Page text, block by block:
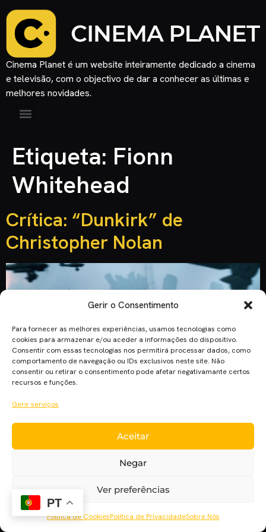
Gerir o Consentimento
Para fornecer as melhores experiências, usamos tecnologias como
cookies para armazenar e/ou aceder a informações do dispositivo.
Consentir com essas tecnologias nos permitirá processar dados, como
comportamento de navegação ou IDs exclusivos neste site. Não
consentir ou retirar o consentimento pode afetar negativamante certos
recursos e funções.
Gerir serviços
Aceitar
Negar
Ver preferências
Política de CookiesPolítica de PrivacidadeSobre Nós
Cinema Planet é um website inteiramente dedicado a cinema
e televisão, com o objectivo de dar a conhecer as últimas e
melhores novidades.
Etiqueta: Fionn
Whitehead
Crítica: “Dunkirk” de
Christopher Nolan
filme ou não como desta vez, ao ponto de ter de recorrer às
versões IMAX e 4DX para tomar uma decisão final… Tal como
escrevi na minha pequena bio para o site do Cinema Pla’net, o
PT